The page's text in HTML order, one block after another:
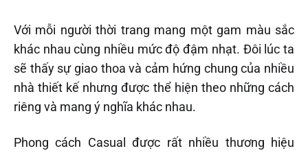
Với mỗi người thời trang mang một gam màu sắc
khác nhau cùng nhiều mức độ đậm nhạt. Đôi lúc ta
sẽ thấy sự giao thoa và cảm hứng chung của nhiều
nhà thiết kế nhưng được thể hiện theo những cách
riêng và mang ý nghĩa khác nhau.
Phong cách Casual được rất nhiều thương hiệu